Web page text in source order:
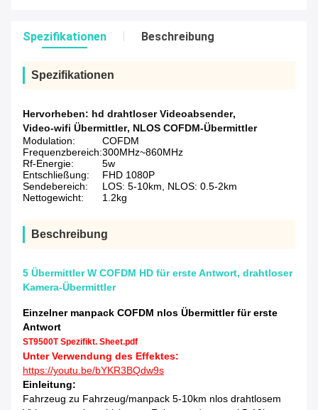
Spezifikationen Beschreibung
Spezifikationen
Hervorheben: hd drahtloser Videoabsender,
Video-wifi Übermittler, NLOS COFDM-Übermittler
Modulation:
COFDM
Frequenzbereich:300MHz~860MHz
Rf-Energie:
5w
Entschließung:
FHD 1080P
Sendebereich:
LOS: 5-10km, NLOS: 0.5-2km
Nettogewicht:
1.2kg
Beschreibung
5 Übermittler W COFDM HD für erste Antwort, drahtloser
Kamera-Übermittler
Einzelner manpack COFDM nlos Übermittler für erste
Antwort
ST9500T Spezifikt. Sheet.pdf
Unter Verwendung des Effektes:
https://youtu.be/bYKR3BQdw9s
Einleitung:
Fahrzeug zu Fahrzeug/manpack 5-10km nlos drahtlosem